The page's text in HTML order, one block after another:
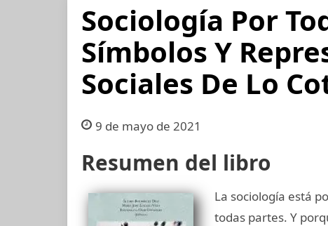
Sociología Por
Símbolos Y
Sociales De Lo
9 de mayo de 2021
Resumen del libro
La sociología está
todas partes. Y